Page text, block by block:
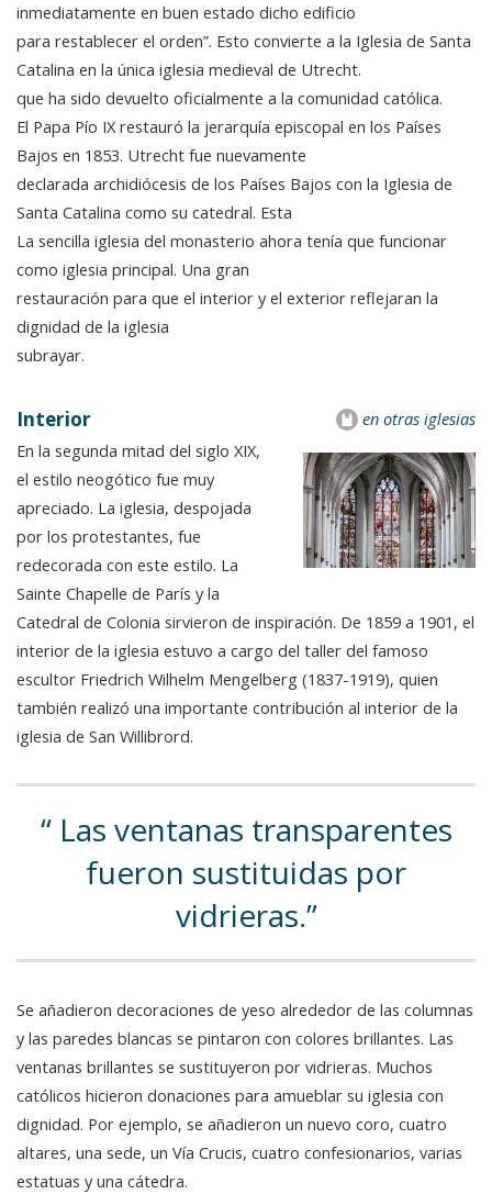
inmediatamente en buen estado dicho edificio
para restablecer el orden”. Esto convierte a la Iglesia de Santa
Catalina en la única iglesia medieval de Utrecht.
que ha sido devuelto oficialmente a la comunidad católica.
El Papa Pío IX restauró la jerarquía episcopal en los Países
Bajos en 1853. Utrecht fue nuevamente
declarada archidiócesis de los Países Bajos con la Iglesia de
Santa Catalina como su catedral. Esta
La sencilla iglesia del monasterio ahora tenía que funcionar
como iglesia principal. Una gran
restauración para que el interior y el exterior reflejaran la
dignidad de la iglesia
subrayar.
en otras iglesias
Interior
En la segunda mitad del siglo XIX,
el estilo neogótico fue muy
apreciado. La iglesia, despojada
por los protestantes, fue
redecorada con este estilo. La
Sainte Chapelle de París y la
Catedral de Colonia sirvieron de inspiración. De 1859 a 1901, el
interior de la iglesia estuvo a cargo del taller del famoso
escultor Friedrich Wilhelm Mengelberg (1837-1919), quien
también realizó una importante contribución al interior de la
iglesia de San Willibrord.
Las ventanas transparentes
fueron sustituidas por
vidrieras.
Se añadieron decoraciones de yeso alrededor de las columnas
y las paredes blancas se pintaron con colores brillantes. Las
ventanas brillantes se sustituyeron por vidrieras. Muchos
católicos hicieron donaciones para amueblar su iglesia con
dignidad. Por ejemplo, se añadieron un nuevo coro, cuatro
altares, una sede, un Vía Crucis, cuatro confesionarios, varias
estatuas y una cátedra.